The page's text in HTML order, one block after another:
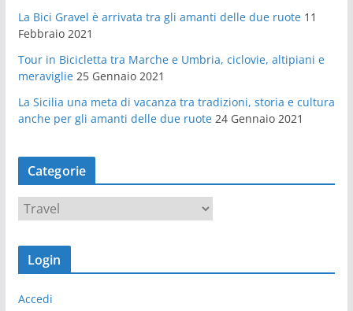
La Bici Gravel è arrivata tra gli amanti delle due ruote 11
Febbraio 2021
Tour in Bicicletta tra Marche e Umbria, ciclovie, altipiani e
meraviglie 25 Gennaio 2021
La Sicilia una meta di vacanza tra tradizioni, storia e cultura
anche per gli amanti delle due ruote 24 Gennaio 2021
Categorie
C
t
o
Login
Accedi